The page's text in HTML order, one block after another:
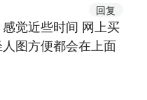
回复
觉近些时间 网上买
图方便都会在上面